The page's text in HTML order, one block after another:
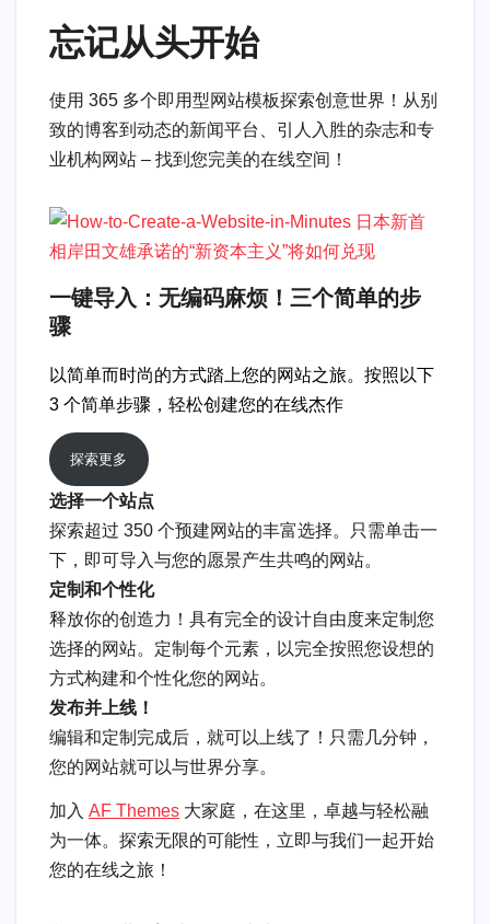
忘记从头开始
使用 365 多个即用型网站模板探索创意世界！从别
致的博客到动态的新闻平台、引人入胜的杂志和专
业机构网站 – 找到您完美的在线空间！
一键导入：无编码麻烦！三个简单的步
骤
以简单而时尚的方式踏上您的网站之旅。按照以下
3 个简单步骤，轻松创建您的在线杰作
探索更多
选择一个站点
探索超过 350 个预建网站的丰富选择。只需单击一
下，即可导入与您的愿景产生共鸣的网站。
定制和个性化
释放你的创造力！具有完全的设计自由度来定制您
选择的网站。定制每个元素，以完全按照您设想的
方式构建和个性化您的网站。
发布并上线！
编辑和定制完成后，就可以上线了！只需几分钟，
您的网站就可以与世界分享。
加入 AF Themes 大家庭，在这里，卓越与轻松融
为一体。探索无限的可能性，立即与我们一起开始
您的在线之旅！